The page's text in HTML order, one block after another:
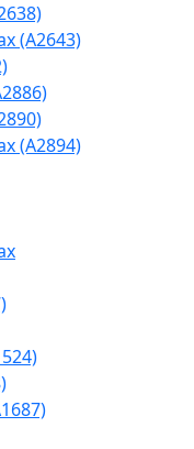
(A2643)
(A2894)